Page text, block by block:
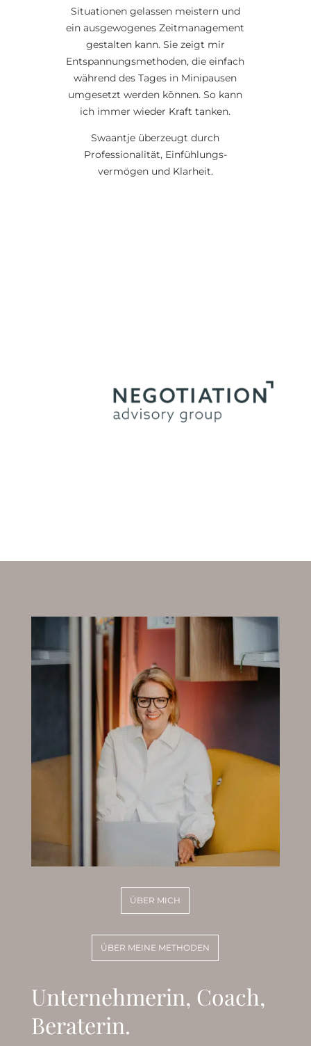
Situationen gelassen meistern und
ein ausgewogenes Zeitmanagement
gestalten kann. Sie zeigt mir
Entspannungsmethoden, die einfach
während des Tages in Minipausen
umgesetzt werden können. So kann
ich immer wieder Kraft tanken.
Swaantje überzeugt durch
Professionalität, Einfühlungs-
vermögen und Klarheit.
ÜBER MICH
ÜBER MEINE METHODEN
Unternehmerin, Coach,
Beraterin.